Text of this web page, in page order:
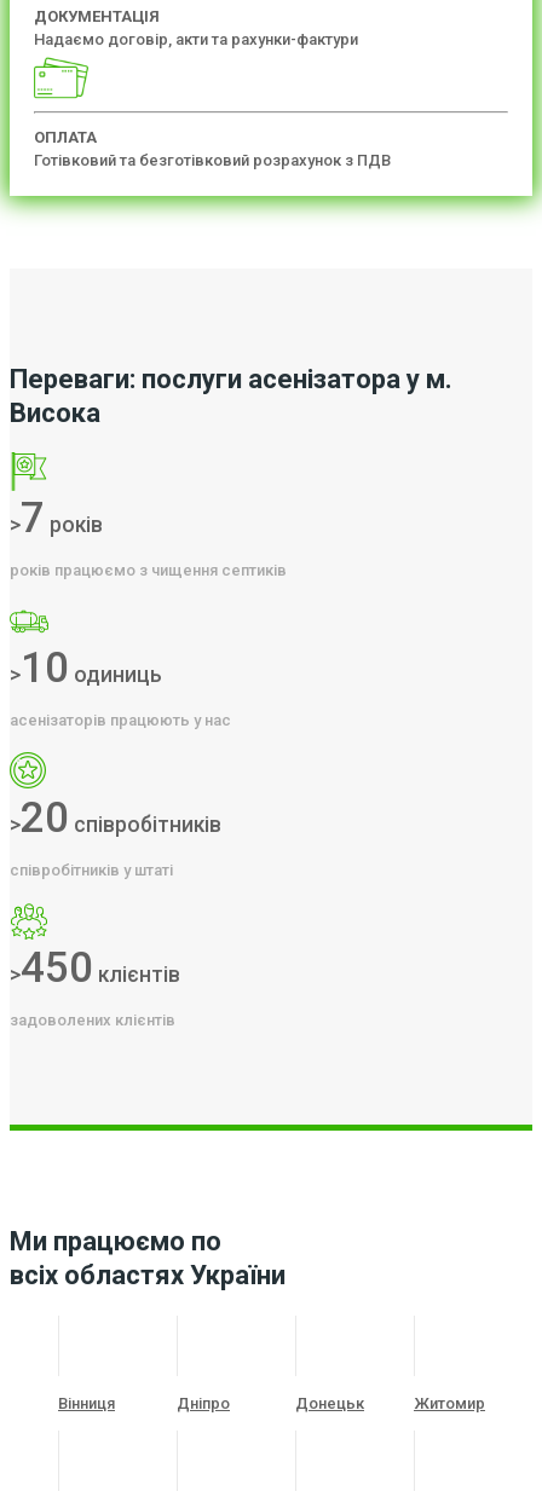
ДОКУМЕНТАЦІЯ
Надаємо договір, акти та рахунки-фактури
ОПЛАТА
Готівковий та безготівковий розрахунок з ПДВ
Переваги: послуги асенізатора у м.
Висока
>7 років
років працюємо з чищення септиків
>10 одиниць
асенізаторів працюють у нас
>20 співробітників
співробітників у штаті
>450 клієнтів
задоволених клієнтів
Ми працюємо по
всіх областях України
Вінниця Дніпро Донецьк Житомир